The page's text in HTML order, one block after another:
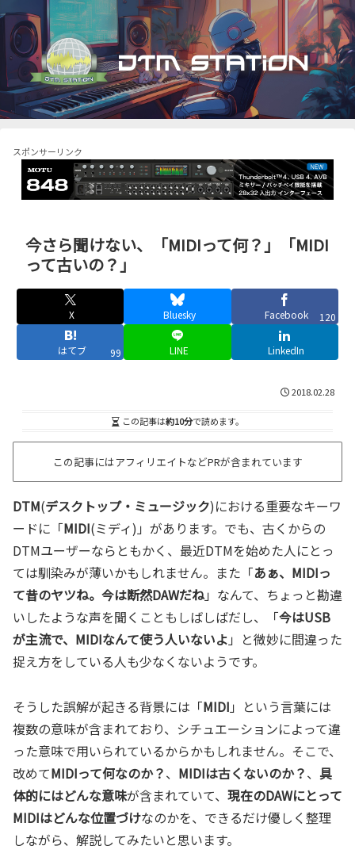
スポンサーリンク
今さら聞けない、「MIDIって何？」「MIDI
って古いの？」
X Bluesky Facebook 120
はてブ 99 LINE LinkedIn
2018.02.28
この記事は約10分で読めます。
この記事にはアフィリエイトなどPRが含まれています
DTM(デスクトップ・ミュージック)における重要なキーワ
ードに「MIDI(ミディ)」があります。でも、古くからの
DTMユーザーならともかく、最近DTMを始めた人にとっ
ては馴染みが薄いかもしれません。また「あぁ、MIDIっ
て昔のヤツね。今は断然DAWだね」なんて、ちょっと勘違
いしたような声を聞くこともしばしばだし、「今はUSB
が主流で、MIDIなんて使う人いないよ 」と微妙に間違った
捉え方をしている人も少なくないようです。
そうした誤解が起きる背景には「MIDI 」という言葉には
複数の意味が含まれており、シチュエーションによって違
った意味で用いられているからかもしれません。そこで、
改めてMIDIって何なのか？、 MIDIは古くないのか？、 具
体的にはどんな意味が含まれていて、 現在のDAWにとって
MIDIはどんな位置づけなのかを、できるだけ優しく整理
しながら、解説してみたいと思います。